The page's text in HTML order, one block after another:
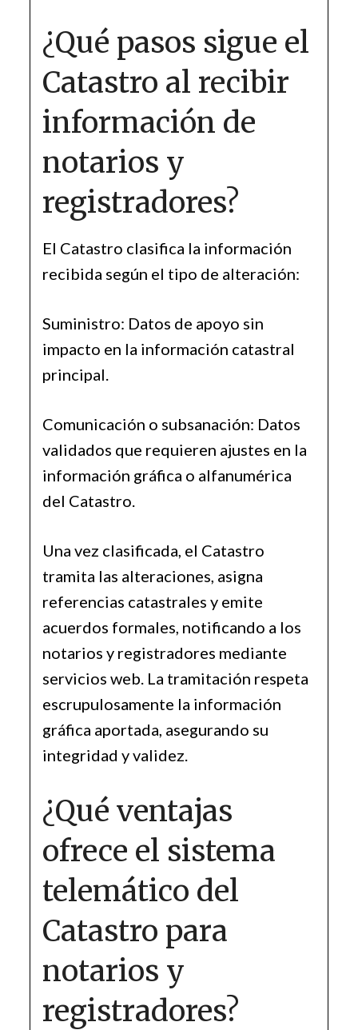
¿Qué pasos sigue el
Catastro al recibir
información de
notarios y
registradores?
El Catastro clasifica la información
recibida según el tipo de alteración:
Suministro: Datos de apoyo sin
impacto en la información catastral
principal.
Comunicación o subsanación: Datos
validados que requieren ajustes en la
información gráfica o alfanumérica
del Catastro.
Una vez clasificada, el Catastro
tramita las alteraciones, asigna
referencias catastrales y emite
acuerdos formales, notificando a los
notarios y registradores mediante
servicios web. La tramitación respeta
escrupulosamente la información
gráfica aportada, asegurando su
integridad y validez.
¿Qué ventajas
ofrece el sistema
telemático del
Catastro para
notarios y
registradores?